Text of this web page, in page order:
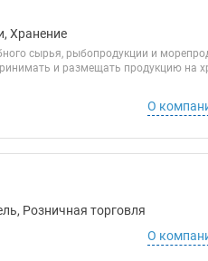
Хранение
сырья, рыбопродукции и
и размещать продукцию на
О
Розничная торговля
О